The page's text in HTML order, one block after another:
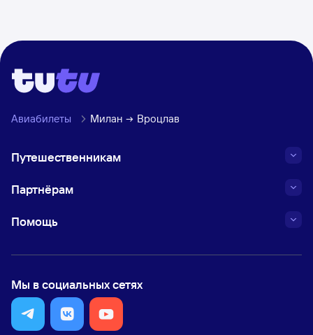
Авиабилеты Милан Вроцлав
Путешественникам
Партнёрам
Помощь
Мы в социальных сетях